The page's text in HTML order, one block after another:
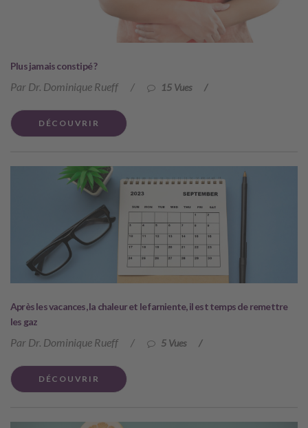
Plus jamais constipé ?
Par Dr. Dominique Rueff / 15 Vues /
DÉCOUVRIR
Après les vacances, la chaleur et le farniente, il est temps de remettre
les gaz
Par Dr. Dominique Rueff / 5 Vues /
DÉCOUVRIR